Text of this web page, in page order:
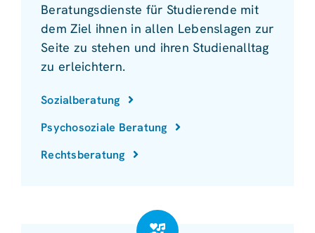
Beratungsdienste für Studierende mit
dem Ziel ihnen in allen Lebenslagen zur
Seite zu stehen und ihren Studienalltag
zu erleichtern.
Sozialberatung
Psychosoziale Beratung
Rechtsberatung